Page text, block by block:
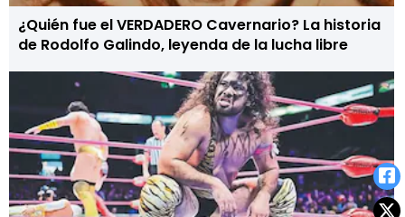
¿Quién fue el VERDADERO Cavernario? La historia
de Rodolfo Galindo, leyenda de la lucha libre